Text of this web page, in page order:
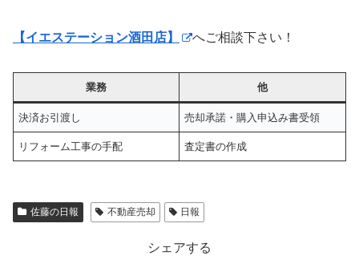
【イエステーション酒田店】 へご相談下さい！
業務 他
決済お引渡し 売却承諾・購入申込み書受領
リフォーム工事の手配 査定書の作成
佐藤の日報 不動産売却 日報
シェアする